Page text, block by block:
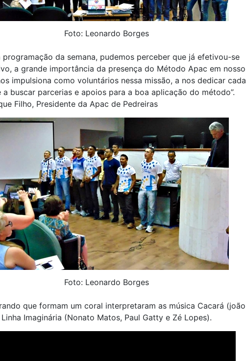
Foto: Leonardo Borges
programação da semana, pudemos perceber que já efetivou-se
a grande importância da presença do Método Apac em nosso
impulsiona como voluntários nessa missão, a nos dedicar cada
a buscar parcerias e apoios para a boa aplicação do método”.
Filho, Presidente da Apac de Pedreiras
Foto: Leonardo Borges
que formam um coral interpretaram as música Cacará (joão
Imaginária (Nonato Matos, Paul Gatty e Zé Lopes).